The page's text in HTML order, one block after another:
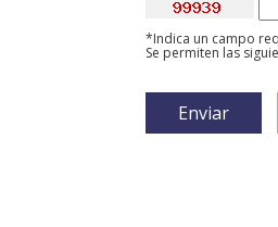
*Indica un campo
Se permiten las